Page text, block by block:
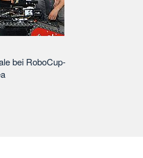
bei RoboCup-